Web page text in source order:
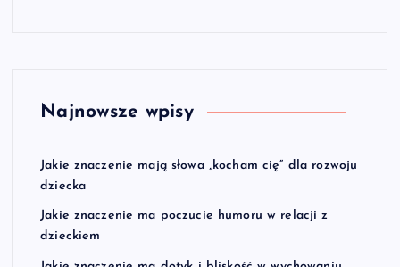
Najnowsze wpisy
Jakie znaczenie mają słowa „kocham cię” dla rozwoju
dziecka
Jakie znaczenie ma poczucie humoru w relacji z
dzieckiem